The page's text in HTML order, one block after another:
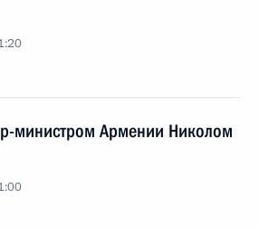
министром Армении Николом